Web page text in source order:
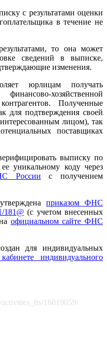
с результатами оценки
в течение не
то она может
сведений в выписке,
изменения.
юрлицам получать
хозяйственной
Полученные
для подтверждения своей
лицом), так
поставщиках
выписку по
уникальному коду через
России с получением
приказом ФНС
181@ (с учетом внесенных
официальном сайте ФНС
для индивидуальных
индивидуального
16019059/